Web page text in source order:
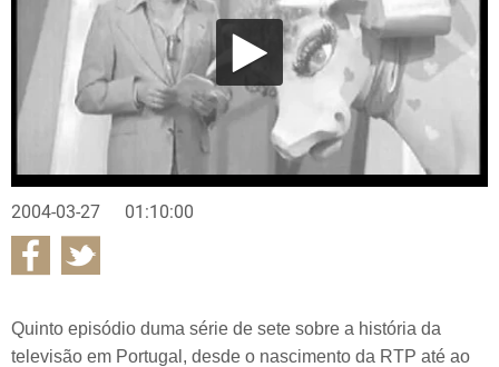
2004-03-27 01:10:00
Quinto episódio duma série de sete sobre a história da
televisão em Portugal, desde o nascimento da RTP até ao